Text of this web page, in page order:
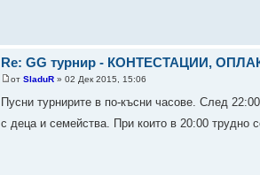
Re: GG турнир - КОНТЕСТАЦИИ,
отSladuR » 02 Дек 2015, 15:06
Пусни турнирите в по-късни часове. След
с деца и семейства. При които в 20:00 трудно